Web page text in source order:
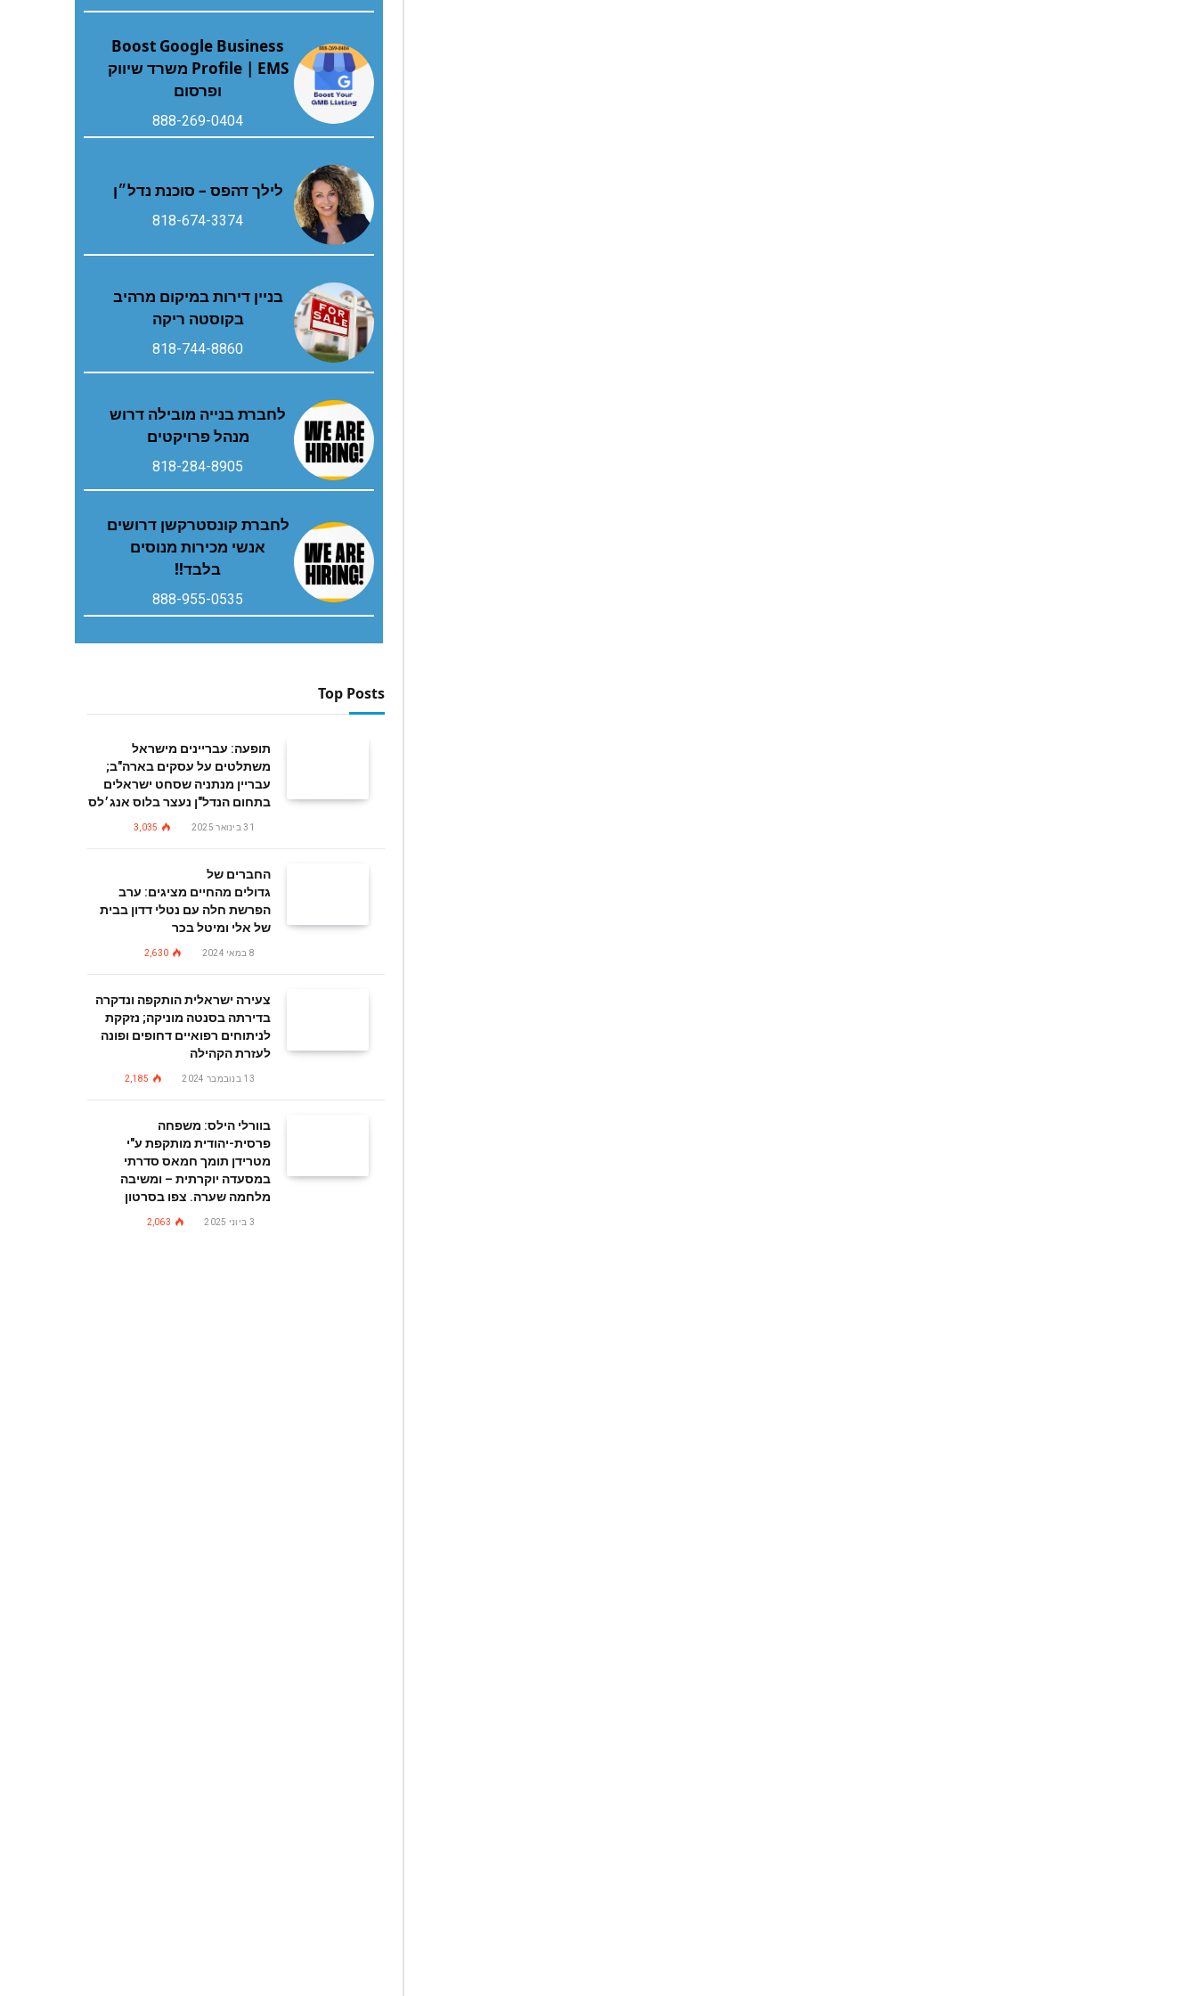
Boost Google Business
Profile | EMS משרד שיווק
ופרסום
888-269-0404
לילך דהפס – סוכנת נדל״ן
818-674-3374
בניין דירות במיקום מרהיב
בקוסטה ריקה
818-744-8860
לחברת בנייה מובילה דרוש
מנהל פרויקטים
818-284-8905
לחברת קונסטרקשן דרושים
אנשי מכירות מנוסים
בלבד!!
888-955-0535
Top Posts
תופעה: עבריינים מישראל
משתלטים על עסקים בארה"ב;
עבריין מנתניה שסחט ישראלים
בתחום הנדל"ן נעצר בלוס אנג׳לס
31 בינואר 2025 3,035
החברים של
גדולים מהחיים מציגים: ערב
הפרשת חלה עם נטלי דדון בבית
של אלי ומיטל בכר
8 במאי 2024 2,630
צעירה ישראלית הותקפה ונדקרה
בדירתה בסנטה מוניקה; נזקקת
לניתוחים רפואיים דחופים ופונה
לעזרת הקהילה
13 בנובמבר 2024 2,185
בוורלי הילס: משפחה
פרסית-יהודית מותקפת ע"י
מטרידן תומך חמאס סדרתי
במסעדה יוקרתית – ומשיבה
מלחמה שערה. צפו בסרטון
3 ביוני 2025 2,063